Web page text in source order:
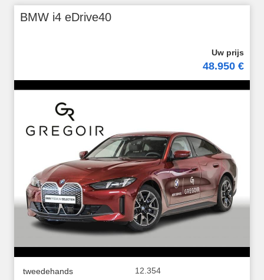
BMW i4 eDrive40
48.950 €
tweedehands
12.354